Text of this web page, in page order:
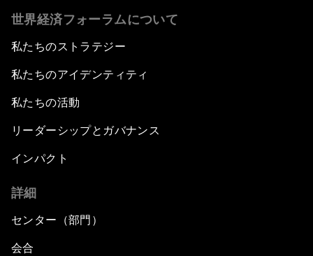
世界経済フォーラムについて
私たちのストラテジー
私たちのアイデンティティ
私たちの活動
リーダーシップとガバナンス
インパクト
詳細
センター（部門）
会合